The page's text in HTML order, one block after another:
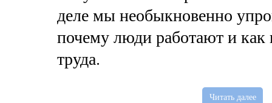
деле мы необыкновенно
почему люди работают и
труда.
Читать далее